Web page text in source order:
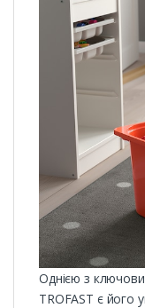
Однією з
TROFAST є його